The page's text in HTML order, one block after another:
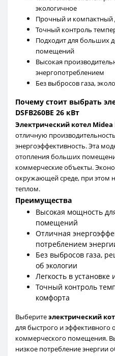
экологичное
Прочный и компактный
Точный контроль
Подходит для больших
помещений
Высокая
энергопотреблением
Без выбросов газа,
Почему стоит выбрать
DSFB260BE 26 кВт
Электрический котел Midea
отличную
энергоэффективность. Эта
отопления больших
коммерческие объекты.
окружающей среде, при этом
теплом.
Преимущества
Высокая мощность
помещений
Отличная
потреблением
Без выбросов газа,
об экологии
Легкость в
Точный контроль
комфорта
Выберитеэлектрический
для быстрого и
коммерческого помещения.
низкое потребление энергии